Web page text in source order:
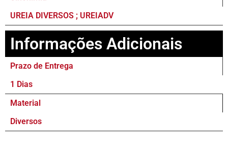
UREIA DIVERSOS ; UREIADV
Informações Adicionais
Prazo de Entrega
1 Dias
Material
Diversos